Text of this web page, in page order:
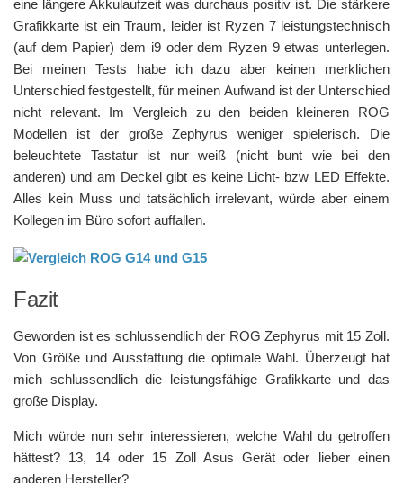
eine längere Akkulaufzeit was durchaus positiv ist. Die stärkere
Grafikkarte ist ein Traum, leider ist Ryzen 7 leistungstechnisch
(auf dem Papier) dem i9 oder dem Ryzen 9 etwas unterlegen.
Bei meinen Tests habe ich dazu aber keinen merklichen
Unterschied festgestellt, für meinen Aufwand ist der Unterschied
nicht relevant. Im Vergleich zu den beiden kleineren ROG
Modellen ist der große Zephyrus weniger spielerisch. Die
beleuchtete Tastatur ist nur weiß (nicht bunt wie bei den
anderen) und am Deckel gibt es keine Licht- bzw LED Effekte.
Alles kein Muss und tatsächlich irrelevant, würde aber einem
Kollegen im Büro sofort auffallen.
Fazit
Geworden ist es schlussendlich der ROG Zephyrus mit 15 Zoll.
Von Größe und Ausstattung die optimale Wahl. Überzeugt hat
mich schlussendlich die leistungsfähige Grafikkarte und das
große Display.
Mich würde nun sehr interessieren, welche Wahl du getroffen
hättest? 13, 14 oder 15 Zoll Asus Gerät oder lieber einen
anderen Hersteller?